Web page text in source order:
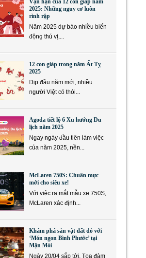
Vận hạn của 12 con giáp năm
2025: Những nguy cơ luôn
rình rập
Năm 2025 dự báo nhiều biến
động thú vị,...
12 con giáp trong năm Ất Tỵ
2025
Dịp đầu năm mới, nhiều
người Việt có thói...
Agoda tiết lộ 6 Xu hướng Du
lịch năm 2025
Ngay ngày đầu tiên làm việc
của năm 2025, nền...
McLaren 750S: Chuẩn mực
mới cho siêu xe!
Với việc ra mắt mẫu xe 750S,
McLaren xác định...
Khám phá sản vật đất đỏ với
‘Món ngon Bình Phước’ tại
Mặn Mòi
Ngày 20/04 sắp tới, Tọa đàm